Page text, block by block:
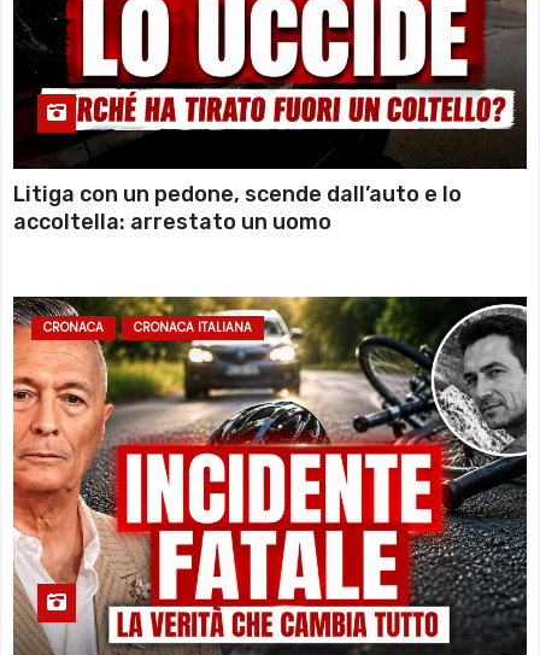
Litiga con un pedone, scende dall’auto e lo
accoltella: arrestato un uomo
CRONACA CRONACA ITALIANA